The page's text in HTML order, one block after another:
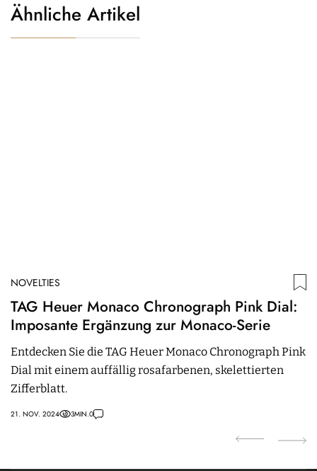
Ähnliche Artikel
NOVELTIES
TAG Heuer Monaco Chronograph Pink Dial:
Imposante Ergänzung zur Monaco-Serie
Entdecken Sie die TAG Heuer Monaco Chronograph Pink
Dial mit einem auffällig rosafarbenen, skelettierten
Zifferblatt.
21. NOV. 2024 3MIN.0